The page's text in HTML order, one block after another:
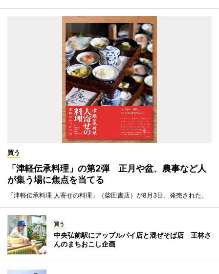
買う
「津軽伝承料理」の第2弾 正月や盆、農事など人
が集う場に焦点を当てる
「津軽伝承料理 人寄せの料理」（柴田書店）が8月3日、発売された。
買う
中央弘前駅にアップルパイ店と混ぜそば店 王林さ
んのまちおこし企画